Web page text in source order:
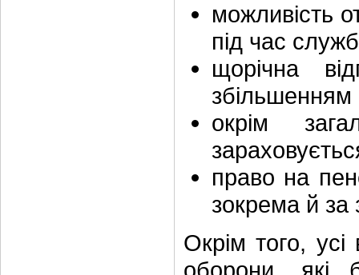
можливість
під час
щорічна
збільшенням
окрім
право на
зокрема й за
Окрім того, усі